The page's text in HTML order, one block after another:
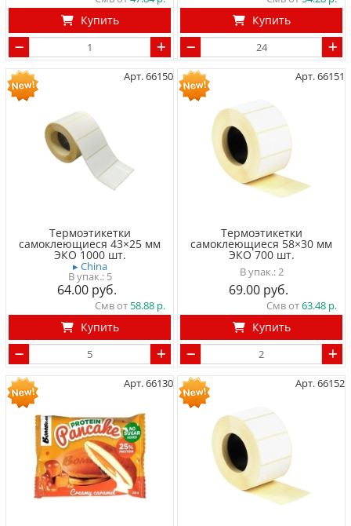
Купить Купить
Арт. 66150
Термоэтикетки
самоклеющиеся 43×25 мм
ЭКО 1000 шт.
▸ China
5
64.00
Смв от 58.88
Купить
Арт. 66151
Термоэтикетки
самоклеющиеся 58×30 мм
ЭКО 700 шт.
2
69.00
Смв от63.48
Купить
Арт. 66130 Арт. 66152